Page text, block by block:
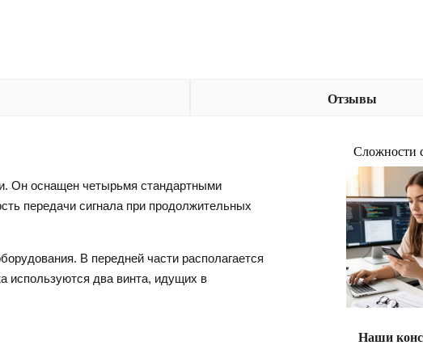
Отзывы
Он оснащен четырьмя стандартными
передачи сигнала при продолжительных
В передней части располагается
используются два винта, идущих в
Сложности
Наши